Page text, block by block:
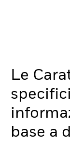
Le
base a